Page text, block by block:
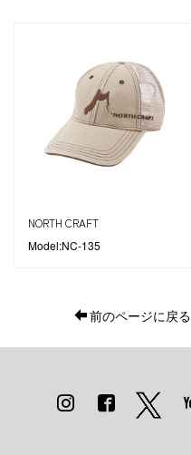
NORTH CRAFT
Model:NC-135
前のページに戻る